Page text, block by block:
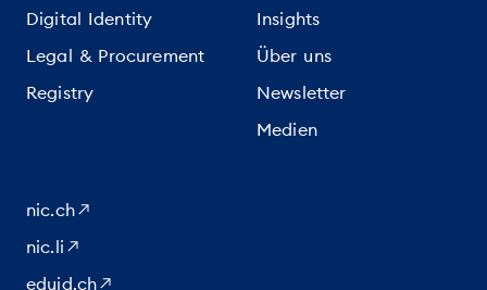
Digital Identity
Legal & Procurement
Registry
Insights
Über uns
Newsletter
Medien
nic.ch
nic.li
eduid.ch